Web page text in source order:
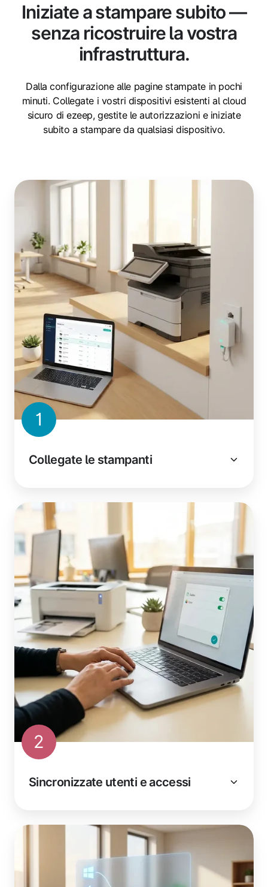
Iniziate a stampare subito —
senza ricostruire la vostra
infrastruttura.
Dalla configurazione alle pagine stampate in pochi
minuti. Collegate i vostri dispositivi esistenti al cloud
sicuro di ezeep, gestite le autorizzazioni e iniziate
subito a stampare da qualsiasi dispositivo.
1
Collegate le stampanti
2
Sincronizzate utenti e accessi